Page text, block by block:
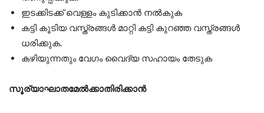
ഇടക്കിടക്ക് വെള്ളം കുടിക്കാൻ നൽകുക
കട്ടി കൂടിയ വസ്ത്രങ്ങൾ മാറ്റി കട്ടി കുറഞ്ഞ വസ്ത്രങ്ങൾ
ധരിക്കുക.
കഴിയുന്നതും വേഗം വൈദ്യ സഹായം തേടുക
സൂര്യാഘാതമേൽക്കാതിരിക്കാൻ